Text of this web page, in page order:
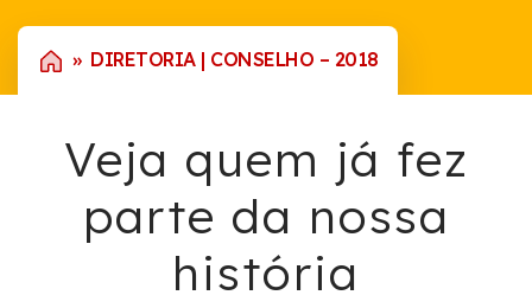
DIRETORIA | CONSELHO – 2018
Veja quem já fez
parte da nossa
história